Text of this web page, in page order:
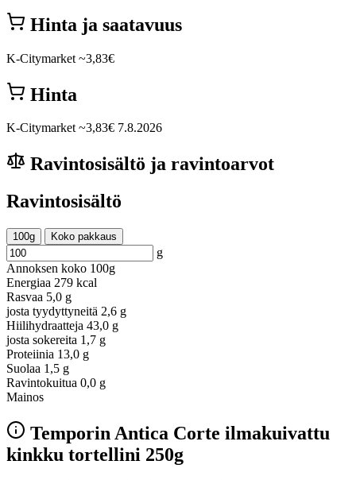
Hinta ja saatavuus
K-Citymarket ~3,83€
Hinta
K-Citymarket ~3,83€ 7.8.2026
Ravintosisältö ja ravintoarvot
Ravintosisältö
100g Koko pakkaus
g
Annoksen koko 100g
Energiaa 279 kcal
Rasvaa 5,0 g
josta tyydyttyneitä 2,6 g
Hiilihydraatteja 43,0 g
josta sokereita 1,7 g
Proteiinia 13,0 g
Suolaa 1,5 g
Ravintokuitua 0,0 g
Mainos
Temporin Antica Corte ilmakuivattu
kinkku tortellini 250g